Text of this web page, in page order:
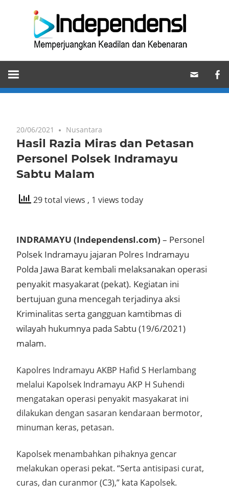
Memperjuangkan
Keadilan
dan
20/06/2021 Nusantara
Hasil Razia Miras dan Petasan
Personel Polsek Indramayu
Sabtu Malam
29 total views , 1 views today
INDRAMAYU (IndependensI.com) – Personel
Polsek Indramayu jajaran Polres Indramayu
Polda Jawa Barat kembali melaksanakan operasi
penyakit masyakarat (pekat). Kegiatan ini
bertujuan guna mencegah terjadinya aksi
Kriminalitas serta gangguan kamtibmas di
wilayah hukumnya pada Sabtu (19/6/2021)
malam.
Kapolres Indramayu AKBP Hafid S Herlambang
melalui Kapolsek Indramayu AKP H Suhendi
mengatakan operasi penyakit masyakarat ini
dilakukan dengan sasaran kendaraan bermotor,
minuman keras, petasan.
Kapolsek menambahkan pihaknya gencar
melakukan operasi pekat. “Serta antisipasi curat,
curas, dan curanmor (C3),” kata Kapolsek.